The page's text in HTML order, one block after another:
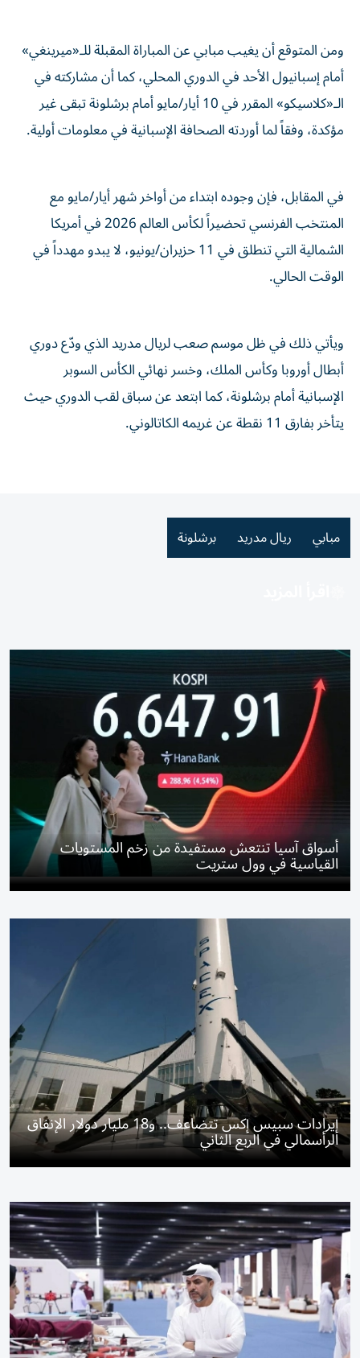
ومن المتوقع أن يغيب مبابي عن المباراة المقبلة للـ«ميرينغي»
أمام إسبانيول الأحد في الدوري المحلي، كما أن مشاركته في
الـ«كلاسيكو» المقرر في 10 أيار/مايو أمام برشلونة تبقى غير
مؤكدة، وفقاً لما أوردته الصحافة الإسبانية في معلومات أولية.
في المقابل، فإن وجوده ابتداء من أواخر شهر أيار/مايو مع
المنتخب الفرنسي تحضيراً لكأس العالم 2026 في أمريكا
الشمالية التي تنطلق في 11 حزيران/يونيو، لا يبدو مهدداً في
الوقت الحالي.
ويأتي ذلك في ظل موسم صعب لريال مدريد الذي ودّع دوري
أبطال أوروبا وكأس الملك، وخسر نهائي الكأس السوبر
الإسبانية أمام برشلونة، كما ابتعد عن سباق لقب الدوري حيث
يتأخر بفارق 11 نقطة عن غريمه الكاتالوني.
مبابي ريال مدريد برشلونة
أسواق آسيا تنتعش مستفيدة من زخم المستويات
القياسية في وول ستريت
إيرادات سبيس إكس تتضاعف.. و18 مليار دولار الإنفاق
الرأسمالي في الربع الثاني